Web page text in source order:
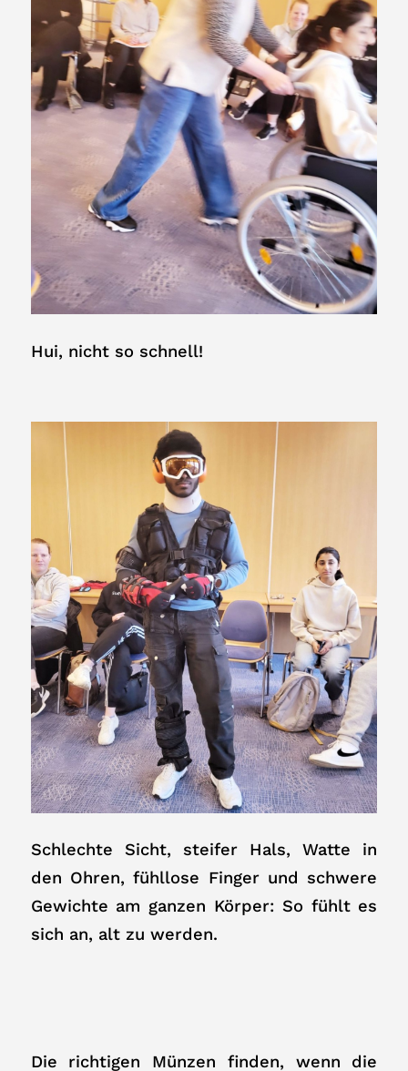
Hui, nicht so schnell!
Schlechte Sicht, steifer Hals, Watte in
den Ohren, fühllose Finger und schwere
Gewichte am ganzen Körper: So fühlt es
sich an, alt zu werden.
Die richtigen Münzen finden, wenn die